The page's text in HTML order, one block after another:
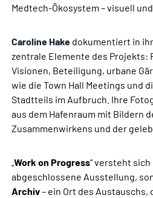
Medtech-Ökosystem – visuell
Caroline Hake dokumentiert in
zentrale Elemente des Projekts:
Visionen, Beteiligung, urbane
wie die Town Hall Meetings und
Stadtteils im Aufbruch. Ihre
aus dem Hafenraum mit Bildern
Zusammenwirkens und der
„Work on Progress“ versteht
abgeschlossene Ausstellung,
Archiv– ein Ort des